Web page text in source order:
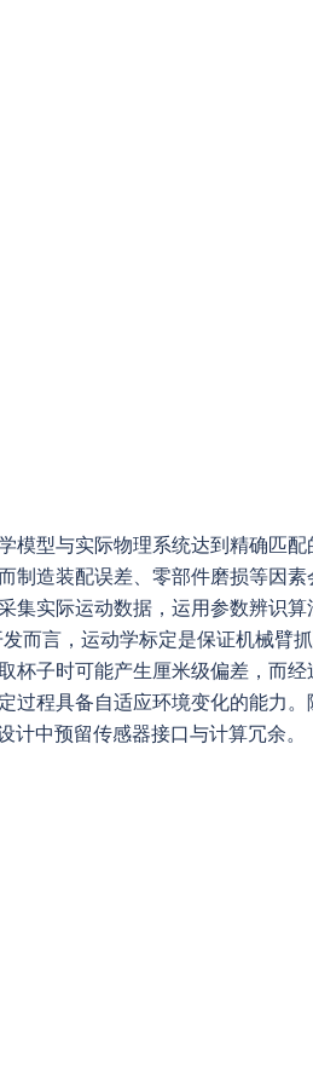
模型与实际物理系统达到精确匹配
制造装配误差、零部件磨损等因素
集实际运动数据，运用参数辨识
而言，运动学标定是保证机械臂
杯子时可能产生厘米级偏差，而经
过程具备自适应环境变化的能力。
中预留传感器接口与计算冗余。